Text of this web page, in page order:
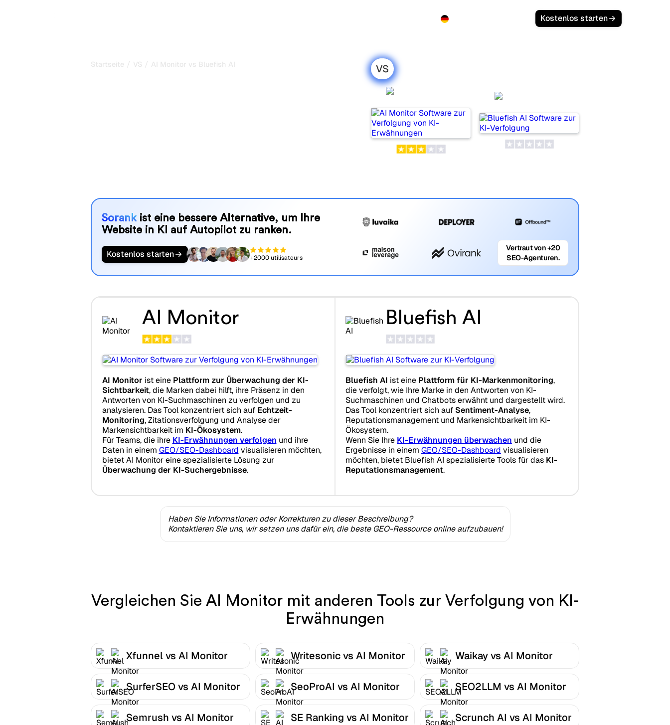
Kostenlos starten
Startseite / VS / AI Monitor vs Bluefish AI VS
Sorankist eine bessere Alternative, um Ihre
Website in KI auf Autopilot zu ranken.
Kostenlos starten +2000 utilisateurs
Vertraut von +20
SEO-Agenturen.
AI Monitor
AI Monitor ist eine Plattform zur Überwachung der KI-
Sichtbarkeit, die Marken dabei hilft, ihre Präsenz in den
Antworten von KI-Suchmaschinen zu verfolgen und zu
analysieren. Das Tool konzentriert sich auf Echtzeit-
Monitoring, Zitationsverfolgung und Analyse der
Markensichtbarkeit im KI-Ökosystem.
Für Teams, die ihre KI-Erwähnungen verfolgen und ihre
Daten in einem GEO/SEO-Dashboard visualisieren möchten,
bietet AI Monitor eine spezialisierte Lösung zur
Überwachung der KI-Suchergebnisse.
Bluefish AI
Bluefish AI ist eine Plattform für KI-Markenmonitoring,
die verfolgt, wie Ihre Marke in den Antworten von KI-
Suchmaschinen und Chatbots erwähnt und dargestellt wird.
Das Tool konzentriert sich auf Sentiment-Analyse,
Reputationsmanagement und Markensichtbarkeit im KI-
Ökosystem.
Wenn Sie Ihre KI-Erwähnungen überwachen und die
Ergebnisse in einem GEO/SEO-Dashboard visualisieren
möchten, bietet Bluefish AI spezialisierte Tools für das KI-
Reputationsmanagement.
Haben Sie Informationen oder Korrekturen zu dieser Beschreibung?
Kontaktieren Sie uns, wir setzen uns dafür ein, die beste GEO-Ressource online aufzubauen!
Vergleichen Sie AI Monitor mit anderen Tools zur Verfolgung von KI-
Erwähnungen
Xfunnel vs AI Monitor Writesonic vs AI Monitor Waikay vs AI Monitor
SurferSEO vs AI Monitor SeoProAI vs AI Monitor SEO2LLM vs AI Monitor
Semrush vs AI Monitor SE Ranking vs AI Monitor Scrunch AI vs AI Monitor